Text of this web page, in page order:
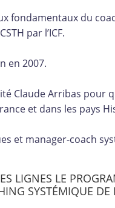
fondamentaux du
par l’ICF.
en 2007.
Claude Arribas pour
et dans les pays
et manager-coach
LIGNES LE
SYSTÉMIQUE DE